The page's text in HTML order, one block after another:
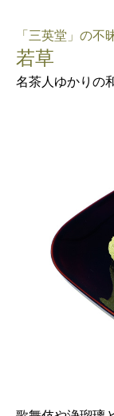
「三英堂」の不
若草
名茶人ゆかりの